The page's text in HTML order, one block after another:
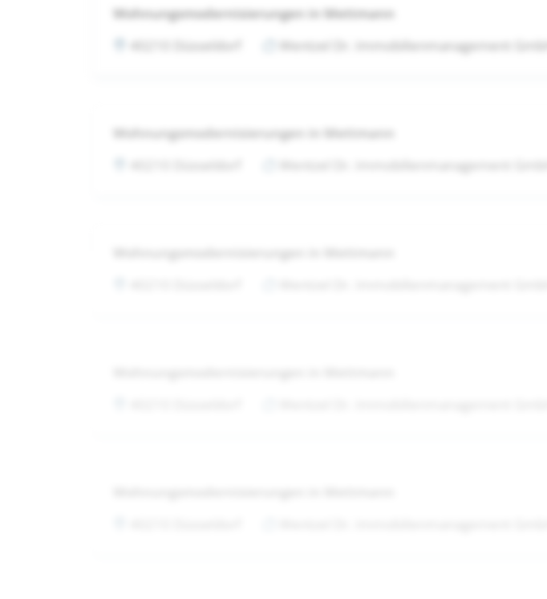
Wohnungsmodernisierungen in Mettmann
40210 Düsseldorf
Wentzel Dr. Immobilienmanagement GmbH
Wohnungsmodernisierungen in Mettmann
Wentzel Dr. Immobilienmanagement GmbH
Wohnungsmodernisierungen in Mettmann